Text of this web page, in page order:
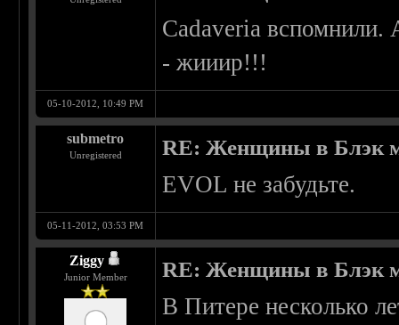
Cadaveria вспомнили.
- жииир!!!
05-10-2012, 10:49 PM
submetro
Unregistered RE: Женщины в Блэк
EVOL не забудьте.
05-11-2012, 03:53 PM
Ziggy
Junior Member RE: Женщины в Блэк
В Питере несколько